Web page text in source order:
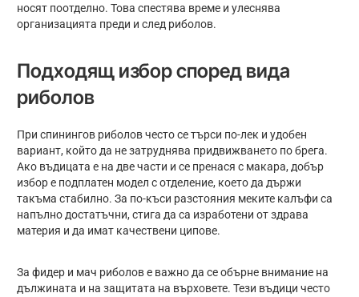
носят поотделно. Това спестява време и улеснява
организацията преди и след риболов.
Подходящ избор според вида
риболов
При спинингов риболов често се търси по-лек и удобен
вариант, който да не затруднява придвижването по брега.
Ако въдицата е на две части и се пренася с макара, добър
избор е подплатен модел с отделение, което да държи
такъма стабилно. За по-къси разстояния меките калъфи са
напълно достатъчни, стига да са изработени от здрава
материя и да имат качествени ципове.
За фидер и мач риболов е важно да се обърне внимание на
дължината и на защитата на върховете. Тези въдици често